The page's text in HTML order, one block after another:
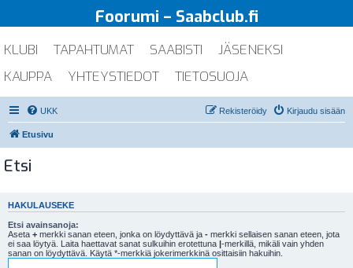
Foorumi – Saabclub.fi
KLUBI TAPAHTUMAT SAABISTI
JÄSENEKSI
KAUPPA
YHTEYSTIEDOT TIETOSUOJA
UKK Kirjaudu sisään
Rekisteröidy
Etusivu
Etsi
HAKULAUSEKE
Etsi avainsanoja:
Aseta + merkki sanan eteen, jonka on löydyttävä ja - merkki sellaisen sanan eteen, jota
ei saa löytyä. Laita haettavat sanat sulkuihin erotettuna |-merkillä, mikäli vain yhden
sanan on löydyttävä. Käytä *-merkkiä jokerimerkkinä osittaisiin hakuihin.